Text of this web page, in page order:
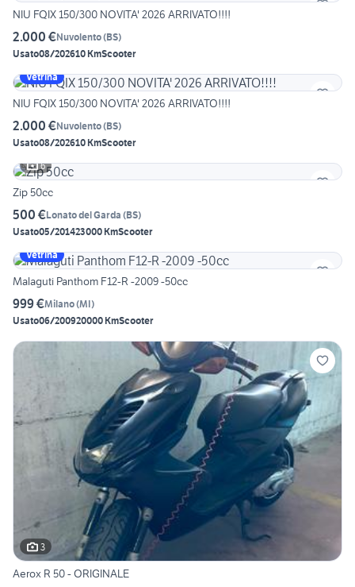
NIU FQIX 150/300 NOVITA' 2026 ARRIVATO!!!!
2.000 €Nuvolento(BS)
Usato08/202610 KmScooter
Vetrina
NIU FQIX 150/300 NOVITA' 2026 ARRIVATO!!!!
2.000 €Nuvolento(BS)
Usato08/202610 KmScooter
6
Zip 50cc
500 €Lonato del Garda (BS)
Usato05/201423000 KmScooter
Vetrina
Malaguti Panthom F12-R -2009 -50cc
999 €Milano(MI)
Usato06/200920000 KmScooter
3
Aerox R 50 - ORIGINALE